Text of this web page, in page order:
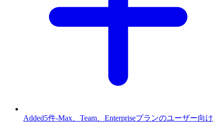
Added5件-Max、Team、Enterpriseプランのユーザー向け